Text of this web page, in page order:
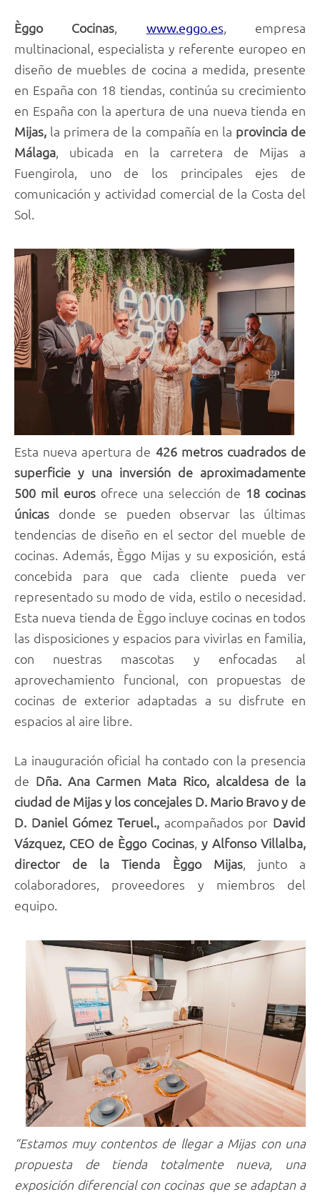
Èggo Cocinas, www.eggo.es, empresa
multinacional, especialista y referente europeo en
diseño de muebles de cocina a medida, presente
en España con 18 tiendas, continúa su crecimiento
en España con la apertura de una nueva tienda en
Mijas, la primera de la compañía en la provincia de
Málaga, ubicada en la carretera de Mijas a
Fuengirola, uno de los principales ejes de
comunicación y actividad comercial de la Costa del
Sol.
Esta nueva apertura de 426 metros cuadrados de
superficie y una inversión de aproximadamente
500 mil euros ofrece una selección de 18 cocinas
únicas donde se pueden observar las últimas
tendencias de diseño en el sector del mueble de
cocinas. Además, Èggo Mijas y su exposición, está
concebida para que cada cliente pueda ver
representado su modo de vida, estilo o necesidad.
Esta nueva tienda de Èggo incluye cocinas en todos
las disposiciones y espacios para vivirlas en familia,
con nuestras mascotas y enfocadas al
aprovechamiento funcional, con propuestas de
cocinas de exterior adaptadas a su disfrute en
espacios al aire libre.
La inauguración oficial ha contado con la presencia
de Dña. Ana Carmen Mata Rico, alcaldesa de la
ciudad de Mijas y los concejales D. Mario Bravo y de
D. Daniel Gómez Teruel., acompañados por David
Vázquez, CEO de Èggo Cocinas, y Alfonso Villalba,
director de la Tienda Èggo Mijas, junto a
colaboradores, proveedores y miembros del
equipo.
“Estamos muy contentos de llegar a Mijas con una
propuesta de tienda totalmente nueva, una
exposición diferencial con cocinas que se adaptan a